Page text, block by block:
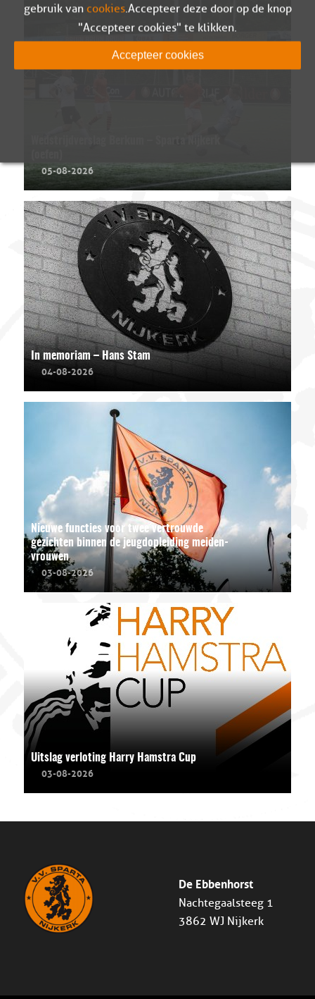
05-08-2026
In memoriam – Hans Stam
04-08-2026
Nieuwe functies voor twee vertrouwde
gezichten binnen de jeugdopleiding meiden-
vrouwen
03-08-2026
Uitslag verloting Harry Hamstra Cup
03-08-2026
De Ebbenhorst
Nachtegaalsteeg 1
3862 WJ Nijkerk
gebruik van cookies. Accepteer deze door op de knop
"Accepteer cookies" te klikken.
Accepteer cookies